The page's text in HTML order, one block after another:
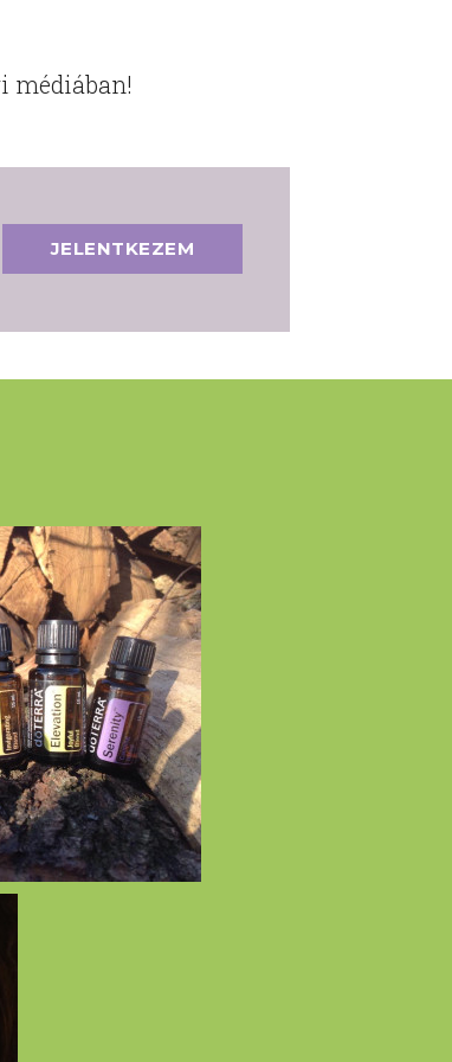
médiában!
JELENTKEZEM